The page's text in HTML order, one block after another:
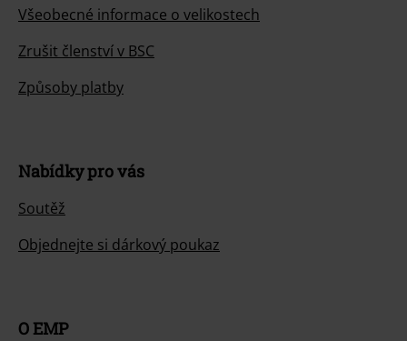
Všeobecné informace o velikostech
Zrušit členství v BSC
Způsoby platby
Nabídky pro vás
Soutěž
Objednejte si dárkový poukaz
O EMP